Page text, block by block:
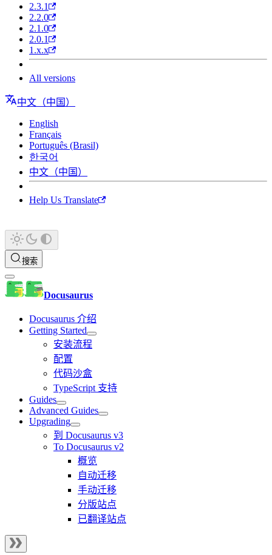
2.3.1
2.2.0
2.1.0
2.0.1
1.x.x
All versions
中文（中国）
English
Français
Português (Brasil)
한국어
中文（中国）
Help Us Translate
搜索
Docusaurus
Docusaurus 介绍
Getting Started
安装流程
配置
代码沙盒
TypeScript 支持
Guides
Advanced Guides
Upgrading
到 Docusaurus v3
To Docusaurus v2
概览
自动迁移
手动迁移
分版站点
已翻译站点